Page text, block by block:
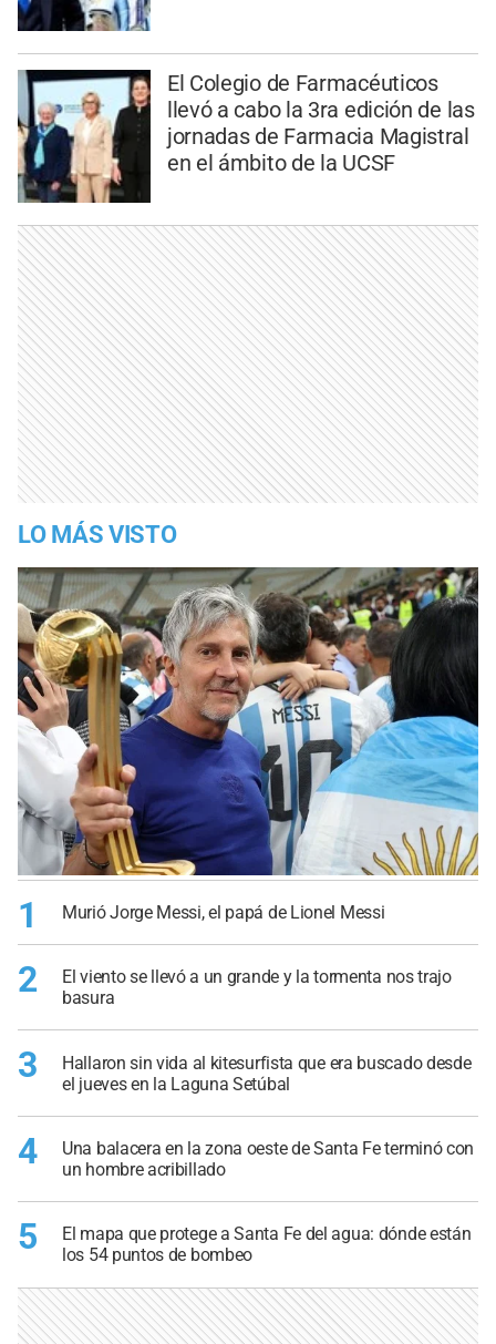
El Colegio de Farmacéuticos
llevó a cabo la 3ra edición de las
jornadas de Farmacia Magistral
en el ámbito de la UCSF
LO MÁS VISTO
1 Murió Jorge Messi, el papá de Lionel Messi
2
El viento se llevó a un grande y la tormenta nos trajo
basura
3
Hallaron sin vida al kitesurfista que era buscado desde
el jueves en la Laguna Setúbal
4
Una balacera en la zona oeste de Santa Fe terminó con
un hombre acribillado
5
El mapa que protege a Santa Fe del agua: dónde están
los 54 puntos de bombeo